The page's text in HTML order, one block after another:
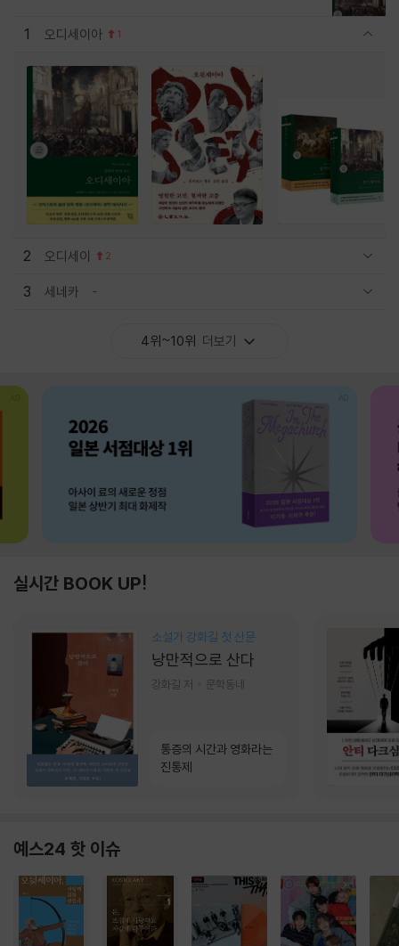
1 오디세이아 1
2 오디세이 2
3 세네카
4위~10위 더보기
실시간 BOOK UP!
소설가 강화길 첫 산문
낭만적으로 산다
강화길 저 문학동네
통증의 시간과 영화라는
진통제
예스24 핫 이슈